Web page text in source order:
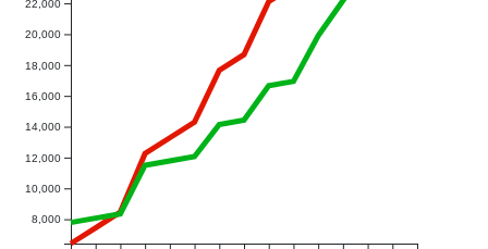
8,000
10,000
12,000
14,000
16,000
18,000
20,000
22,000